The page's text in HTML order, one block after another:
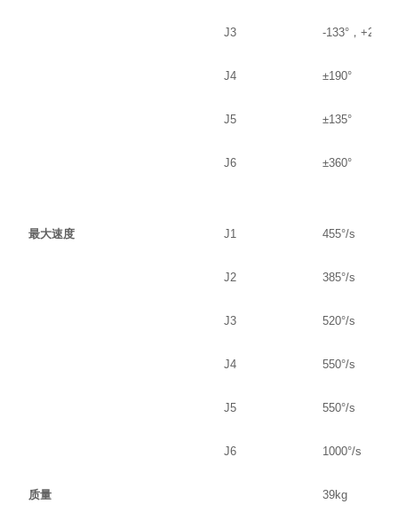
J3 -133°，+255°
J4 ±190°
J5 ±135°
J6 ±360°
最大速度 J1 455°/s
J2 385°/s
J3 520°/s
J4 550°/s
J5 550°/s
J6 1000°/s
质量 39kg